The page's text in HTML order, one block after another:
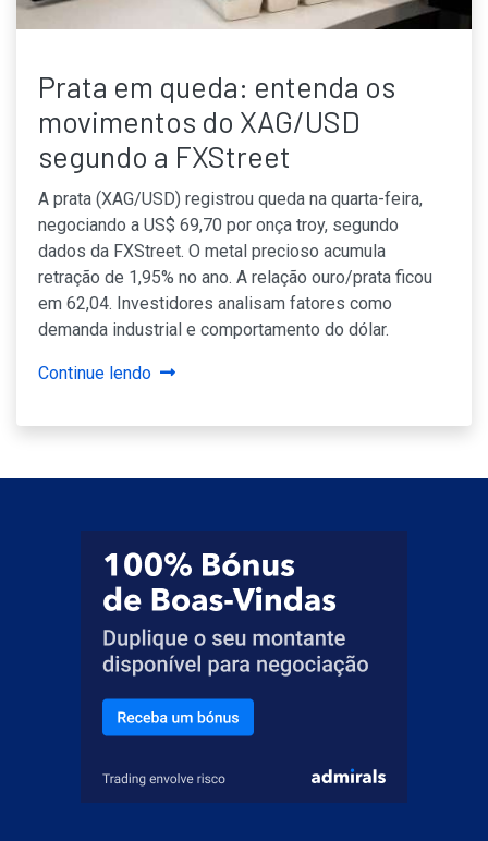
Prata em queda: entenda os
movimentos do XAG/USD
segundo a FXStreet
A prata (XAG/USD) registrou queda na quarta-feira,
negociando a US$ 69,70 por onça troy, segundo
dados da FXStreet. O metal precioso acumula
retração de 1,95% no ano. A relação ouro/prata ficou
em 62,04. Investidores analisam fatores como
demanda industrial e comportamento do dólar.
Continue lendo